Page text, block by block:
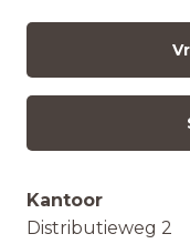
Kantoor
Distributieweg 2